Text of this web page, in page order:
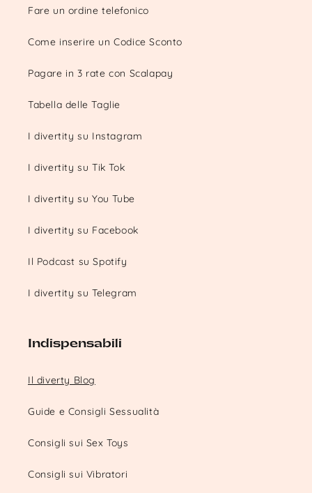
Fare un ordine telefonico
Come inserire un Codice Sconto
Pagare in 3 rate con Scalapay
Tabella delle Taglie
I divertity su Instagram
I divertity su Tik Tok
I divertity su You Tube
I divertity su Facebook
Il Podcast su Spotify
I divertity su Telegram
Indispensabili
Il diverty Blog
Guide e Consigli Sessualità
Consigli sui Sex Toys
Consigli sui Vibratori